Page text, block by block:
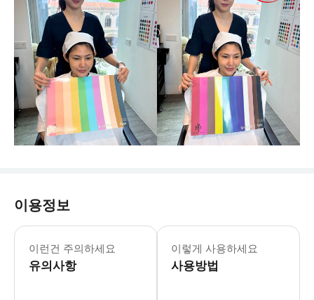
이용정보
이런건 주의하세요
유의사항
이렇게 사용하세요
사용방법